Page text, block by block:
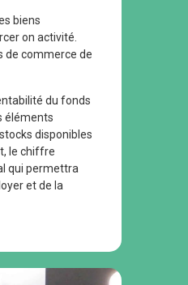
biens
on activité.
de commerce de
du fonds
éléments
disponibles
le chiffre
qui permettra
et de la